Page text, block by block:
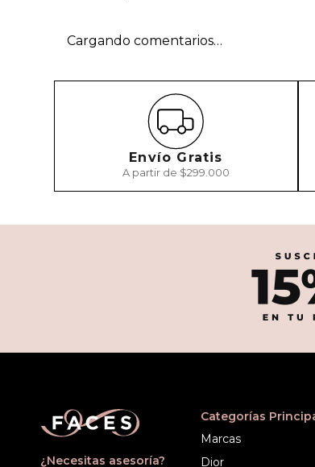
Cargando comentarios…
Envío Gratis
A partir de $299.000
¿Necesitas asesoría?
Categorías
Marcas
Dior